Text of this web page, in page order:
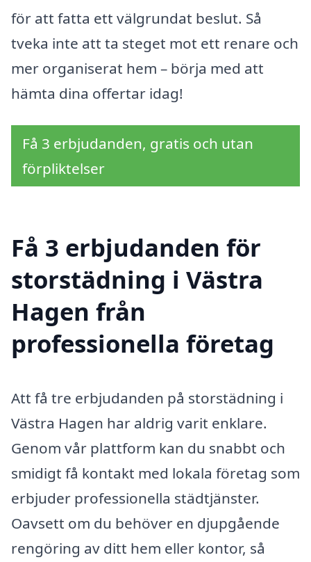
för att fatta ett välgrundat beslut. Så
tveka inte att ta steget mot ett renare och
mer organiserat hem – börja med att
hämta dina offertar idag!
Få 3 erbjudanden, gratis och utan
förpliktelser
Få 3 erbjudanden för
storstädning i Västra
Hagen från
professionella företag
Att få tre erbjudanden på storstädning i
Västra Hagen har aldrig varit enklare.
Genom vår plattform kan du snabbt och
smidigt få kontakt med lokala företag som
erbjuder professionella städtjänster.
Oavsett om du behöver en djupgående
rengöring av ditt hem eller kontor, så